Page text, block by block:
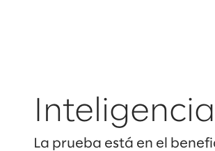
Inteligencia
La prueba está en el